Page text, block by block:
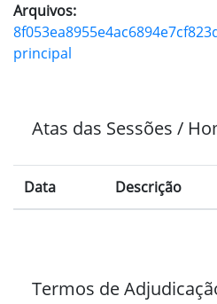
Arquivos:
principal
Atas das Sessões /
Data Descrição
Termos de